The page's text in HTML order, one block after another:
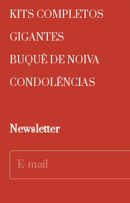
KITS COMPLETOS
GIGANTES
BUQUÊ DE NOIVA
CONDOLÊNCIAS
Newsletter